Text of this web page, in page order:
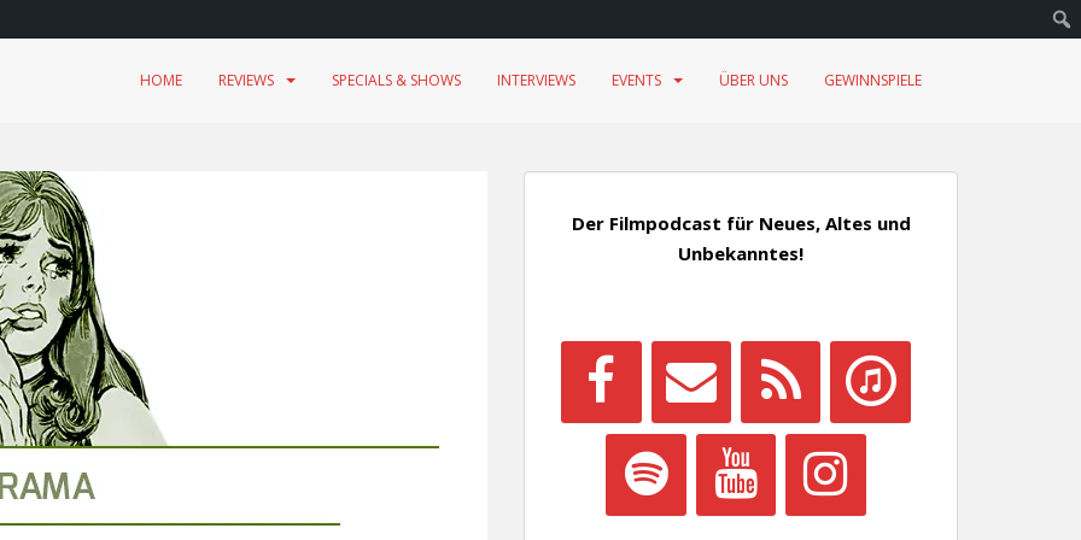
HOME REVIEWS SPECIALS & SHOWS INTERVIEWS EVENTS ÜBER UNS GEWINNSPIELE
Der Filmpodcast für Neues, Altes und
Unbekanntes!